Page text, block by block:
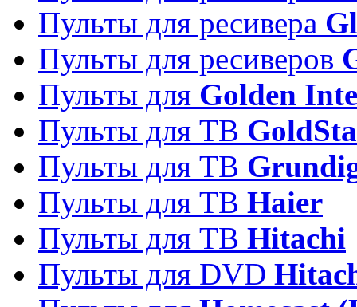
Пульты для ресивера
Пульты для ресиверов
Пульты для Golden
Пульты для ТВ
Пульты для ТВ
Пульты для ТВ Haier
Пульты для ТВ Hitachi
Пульты для DVD